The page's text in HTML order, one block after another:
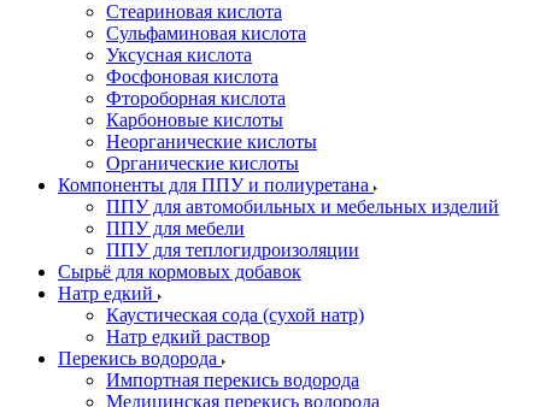
Стеариновая кислота
Сульфаминовая кислота
Уксусная кислота
Фосфоновая кислота
Фтороборная кислота
Карбоновые кислоты
Неорганические кислоты
Органические кислоты
Компоненты для ППУ и полиуретана
ППУ для автомобильных и мебельных изделий
ППУ для мебели
ППУ для теплогидроизоляции
Сырьё для кормовых добавок
Натр едкий
Каустическая сода (сухой натр)
Натр едкий раствор
Перекись водорода
Импортная перекись водорода
Медицинская перекись водорода